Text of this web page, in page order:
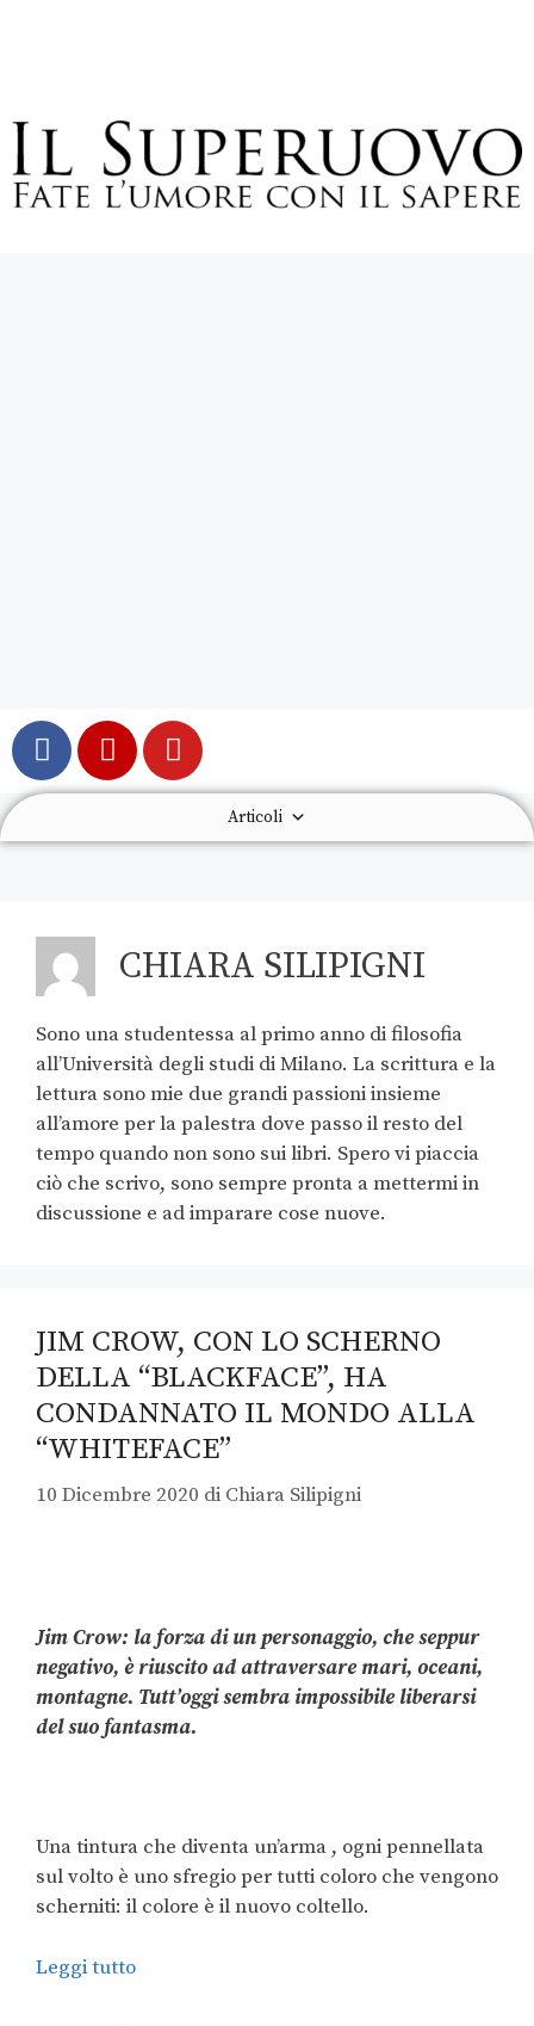
Articoli
CHIARA SILIPIGNI
Sono una studentessa al primo anno di filosofia
all’Università degli studi di Milano. La scrittura e la
lettura sono mie due grandi passioni insieme
all’amore per la palestra dove passo il resto del
tempo quando non sono sui libri. Spero vi piaccia
ciò che scrivo, sono sempre pronta a mettermi in
discussione e ad imparare cose nuove.
JIM CROW, CON LO SCHERNO
DELLA “BLACKFACE”, HA
CONDANNATO IL MONDO ALLA
“WHITEFACE”
10 Dicembre 2020 di Chiara Silipigni
Jim Crow: la forza di un personaggio, che seppur
negativo, è riuscito ad attraversare mari, oceani,
montagne. Tutt’oggi sembra impossibile liberarsi
del suo fantasma.
Una tintura che diventa un’arma , ogni pennellata
sul volto è uno sfregio per tutti coloro che vengono
scherniti: il colore è il nuovo coltello.
Leggi tutto